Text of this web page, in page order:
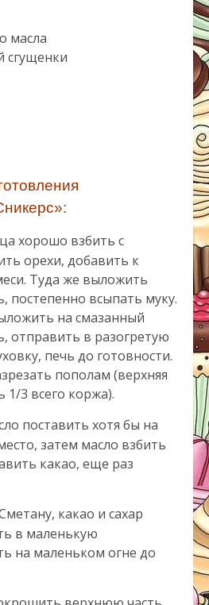
масла
сгущенки
хорошо взбить с
орехи, добавить к
Туда же выложить
постепенно всыпать муку.
на смазанный
отправить в разогретую
печь до готовности.
пополам (верхняя
1/3 всего коржа).
поставить хотя бы на
затем масло взбить
какао, еще раз
какао и сахар
в маленькую
на маленьком огне до